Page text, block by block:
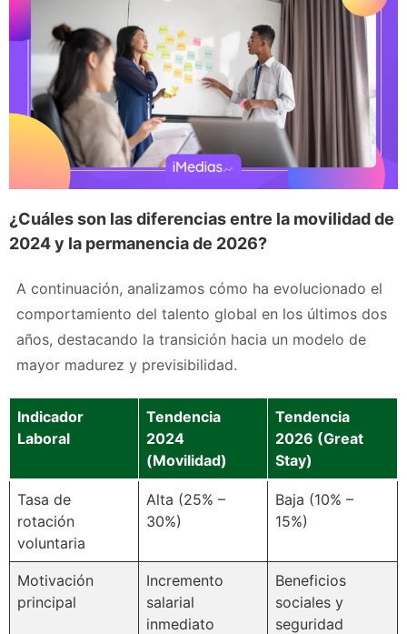
¿Cuáles son las diferencias entre la movilidad de
2024 y la permanencia de 2026?
A continuación, analizamos cómo ha evolucionado el
comportamiento del talento global en los últimos dos
años, destacando la transición hacia un modelo de
mayor madurez y previsibilidad.
Indicador
Laboral
Tendencia
2024
(Movilidad)
Tendencia
2026 (Great
Stay)
Tasa de
rotación
voluntaria
Alta (25% –
30%)
Baja (10% –
15%)
Motivación
principal
Incremento
salarial
inmediato
Beneficios
sociales y
seguridad